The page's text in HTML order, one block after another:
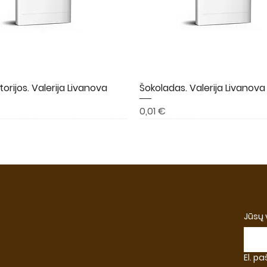
Greita peržiūra
Valerija Livanova
Greita peržiūra
Šokoladas. Valerija Livanova
Kaina
0,01 €
Jūsų
El.